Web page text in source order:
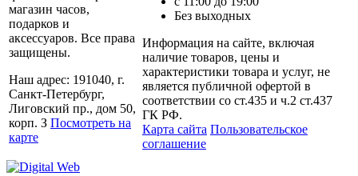
магазин часов,
подарков и
аксессуаров. Все права
защищены.
Наш адрес: 191040, г.
Санкт-Петербург,
Лиговский пр., дом 50,
корп. З Посмотреть на
карте
Без выходных
Информация на сайте, включая
наличие товаров, цены и
характеристики товара и услуг, не
является публичной офертой в
соответствии со ст.435 и ч.2 ст.437
ГК РФ.
Карта сайта Пользовательское
соглашение